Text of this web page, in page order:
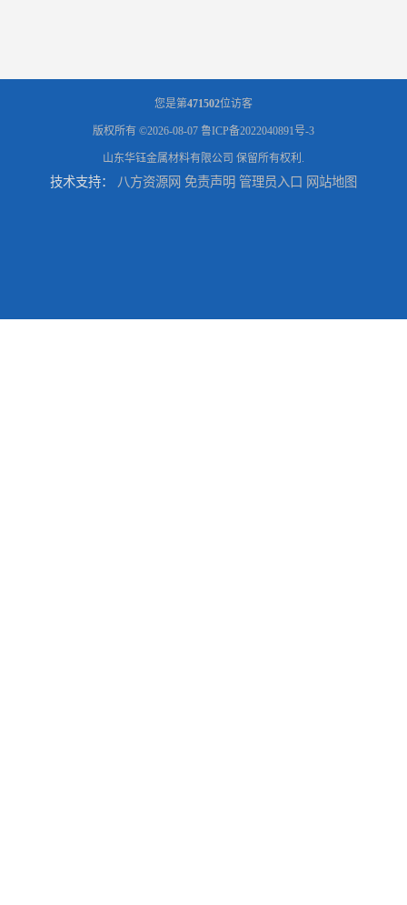
您是第471502位访客
版权所有 ©2026-08-07 鲁ICP备2022040891号-3
山东华钰金属材料有限公司 保留所有权利.
技术支持： 八方资源网 免责声明 管理员入口 网站地图